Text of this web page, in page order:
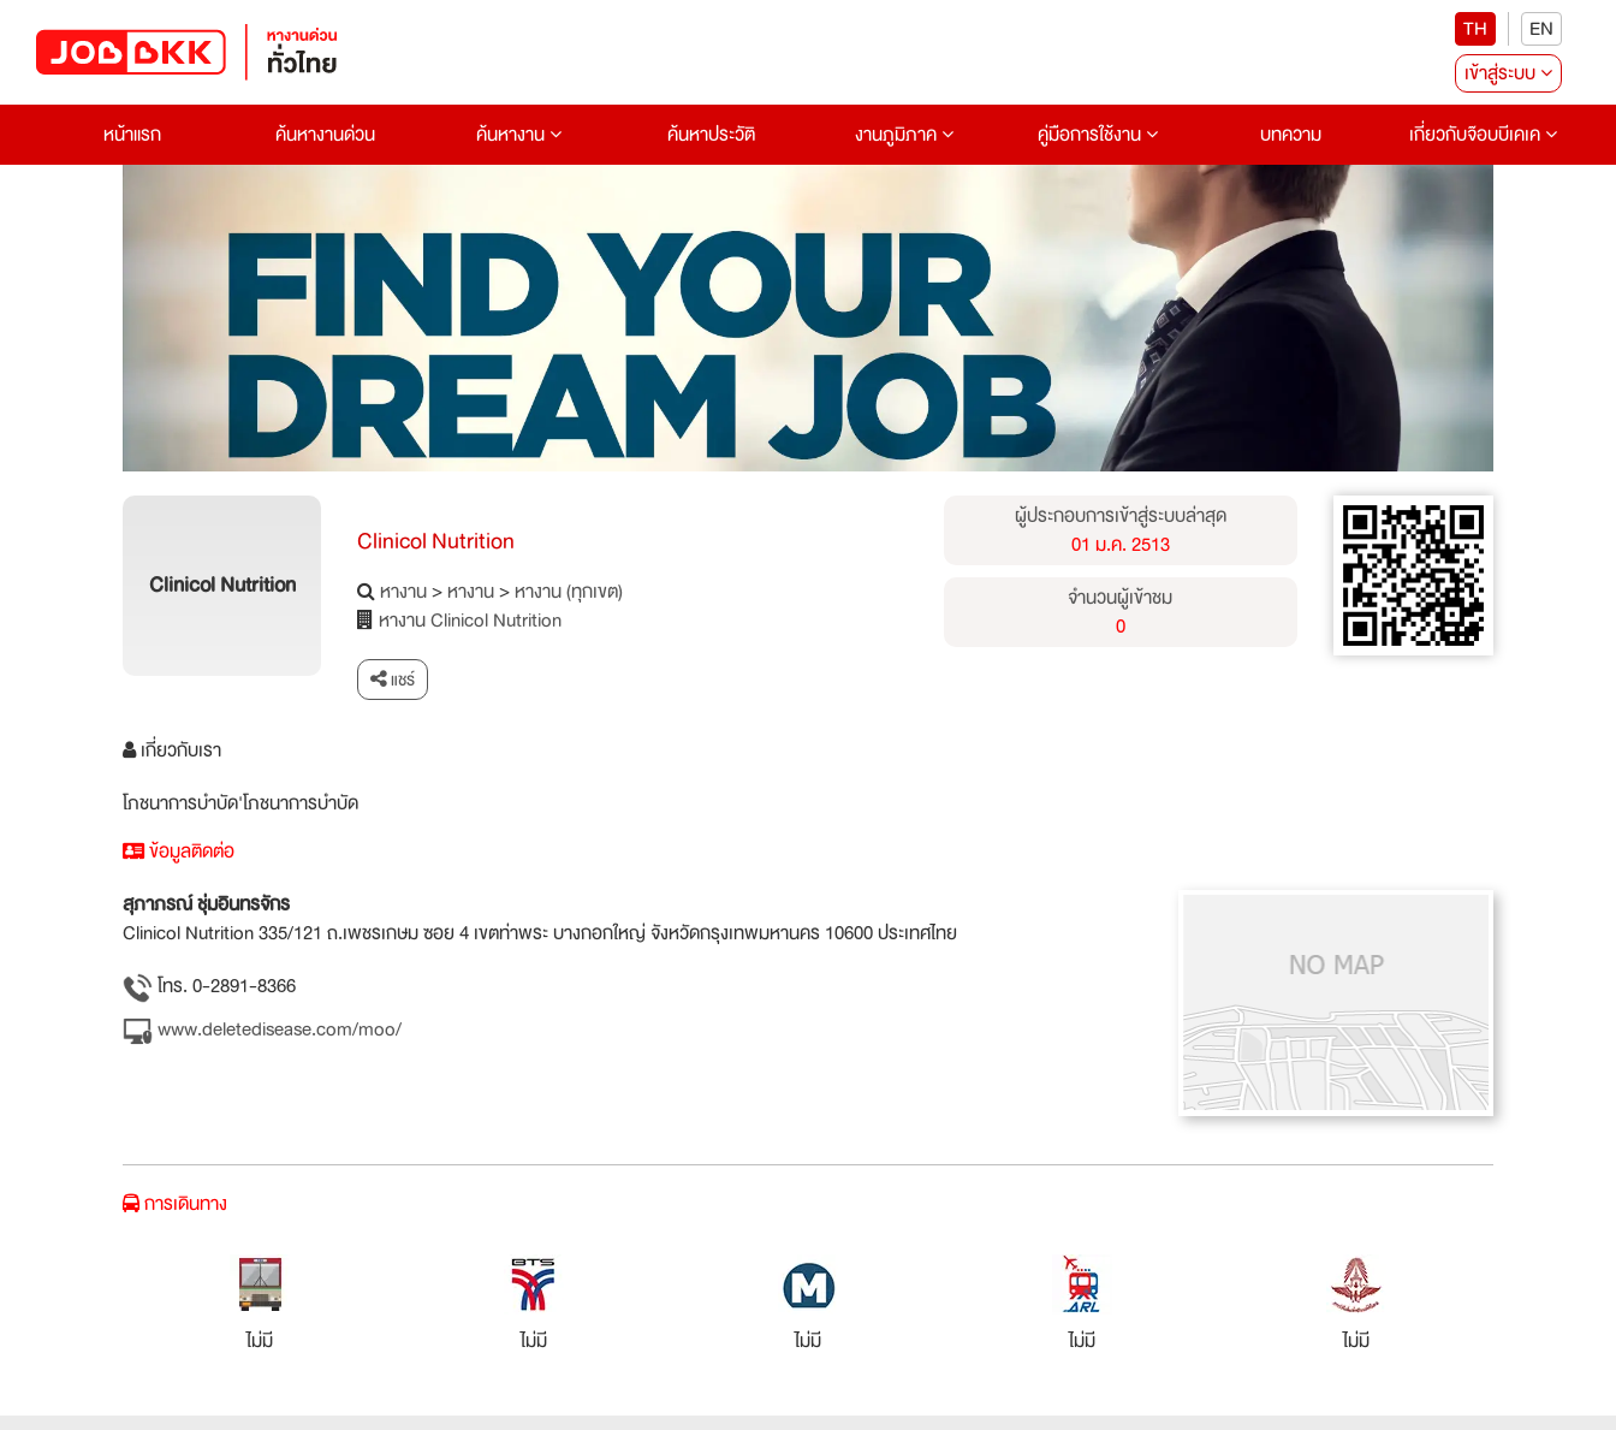
TH
EN
เข้าสู่ระบบ
หน้าแรก
ค้นหางานด่วน ค้นหางาน ค้นหาประวัติ งานภูมิภาค คู่มือการใช้งาน บทความ เกี่ยวกับจ๊อบบีเคเค
Clinicol Nutrition
Clinicol Nutrition
หางาน>หางาน>หางาน (ทุกเขต)
หางาน Clinicol Nutrition
แชร์
ผู้ประกอบการเข้าสู่ระบบล่าสุด
01 ม.ค. 2513
จำนวนผู้เข้าชม
0
เกี่ยวกับเรา
โภชนาการบำบัด'โภชนาการบำบัด
ข้อมูลติดต่อ
สุภาภรณ์ ชุ่มอินทรจักร
Clinicol Nutrition 335/121 ถ.เพชรเกษม ซอย 4 เขตท่าพระ บางกอกใหญ่ จังหวัดกรุงเทพมหานคร 10600 ประเทศไทย
โทร. 0-2891-8366
www.deletedisease.com/moo/
การเดินทาง
ไม่มี ไม่มี ไม่มี ไม่มี ไม่มี